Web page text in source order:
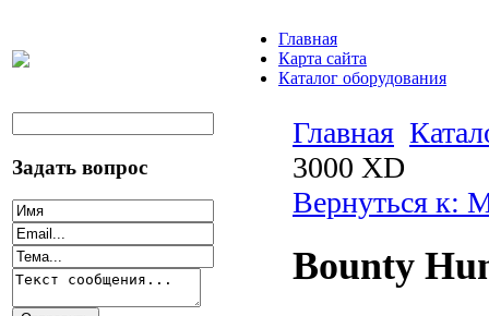
Главная
Карта сайта
Каталог оборудования
Задать вопрос
Главная
3000 XD
Вернуться к:
Bounty